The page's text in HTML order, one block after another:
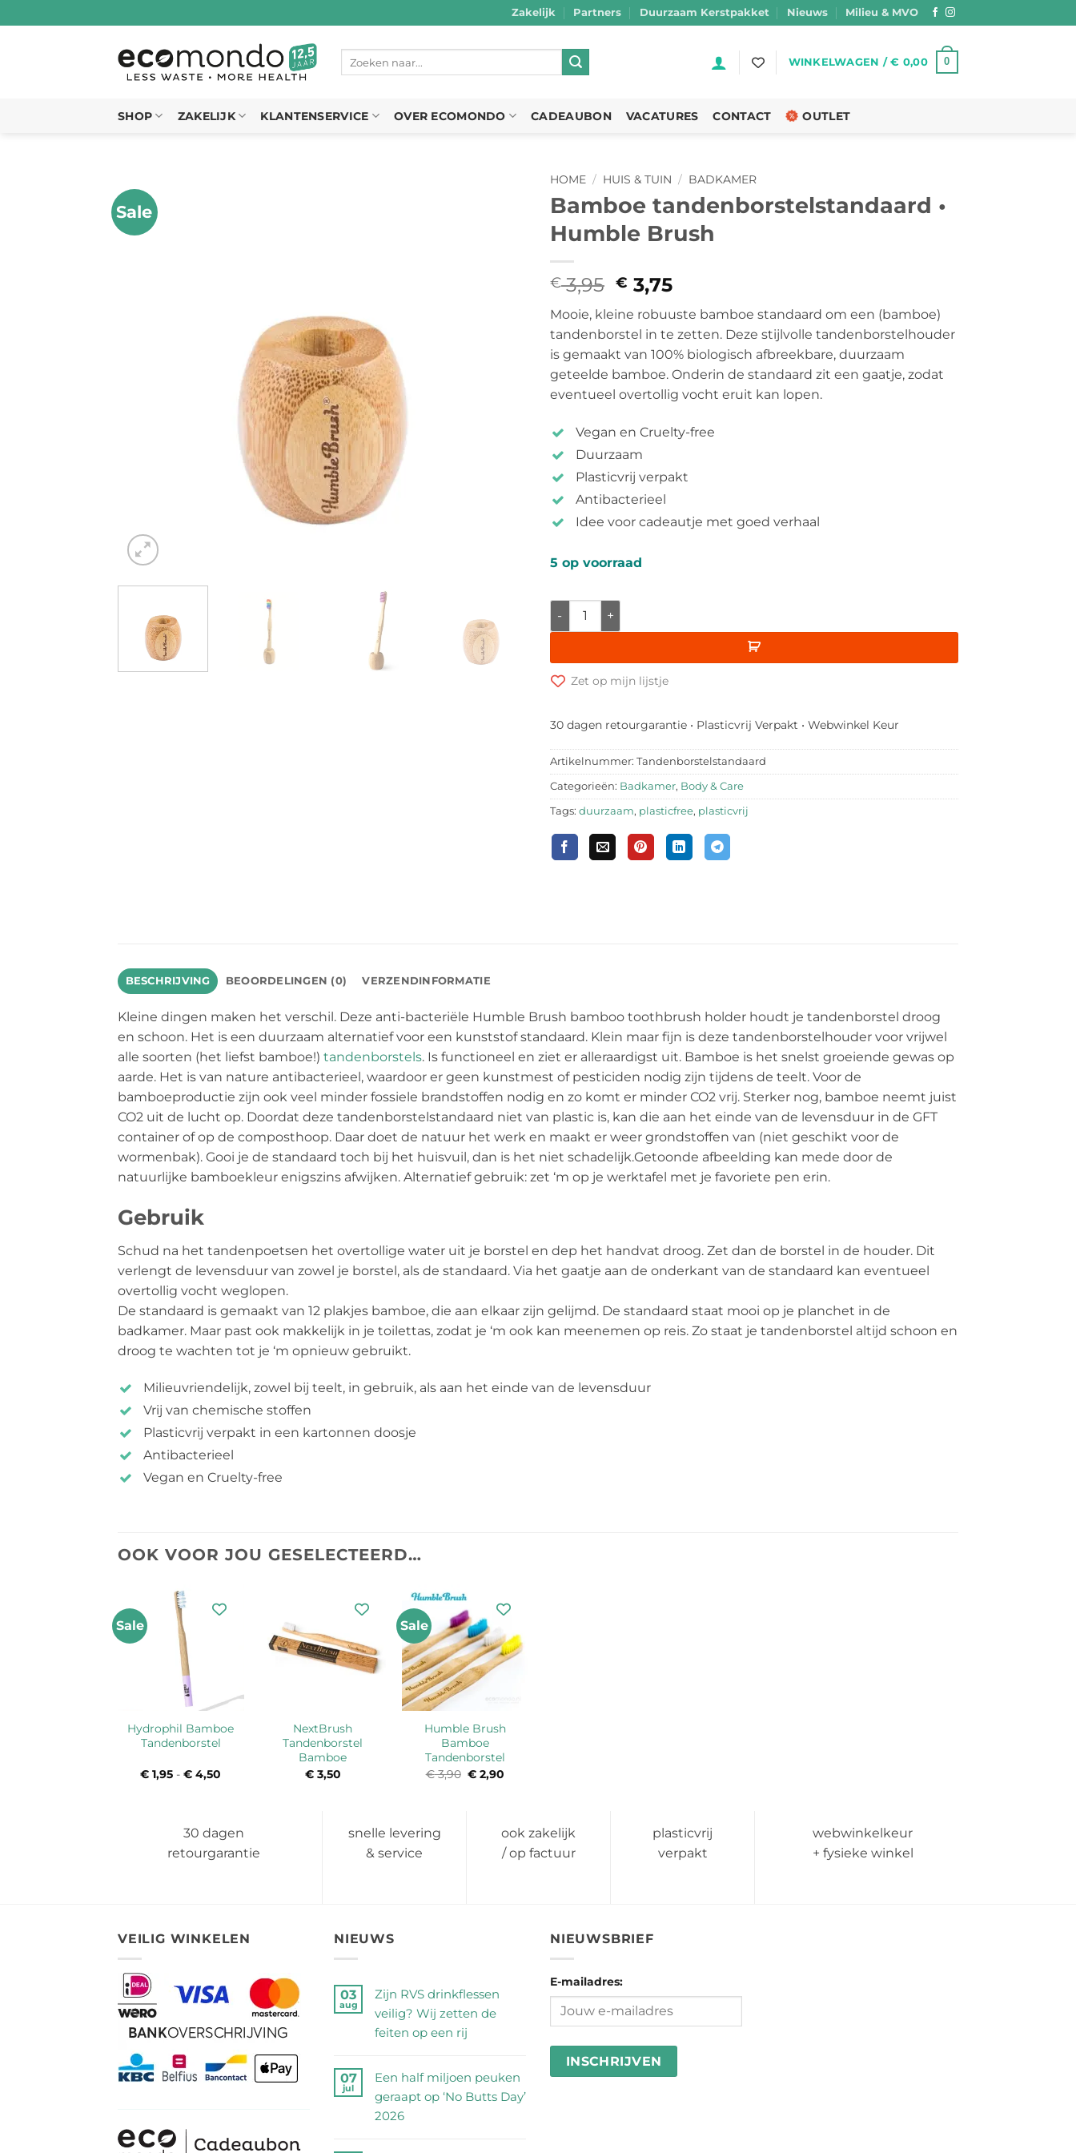
naar
Zakelijk Partners Duurzaam Kerstpakket Nieuws Milieu & MVO
Zoeken
WINKELWAGEN /€ 0,00 0
SHOP ZAKELIJK KLANTENSERVICE OVER ECOMONDO CADEAUBON VACATURES CONTACT OUTLET
Sale
HOME / HUIS & TUIN / BADKAMER
Bamboe tandenborstelstandaard •
Humble Brush
€3,95 Oorspronkelijke
prijs
was:
€ 3,95.
€ 3,75
prijs
is:
€ 3,75.
Mooie, kleine robuuste bamboe standaard om een (bamboe)
tandenborstel in te zetten. Deze stijlvolle tandenborstelhouder
is gemaakt van 100% biologisch afbreekbare, duurzaam
geteelde bamboe. Onderin de standaard zit een gaatje, zodat
eventueel overtollig vocht eruit kan lopen.
Vegan en Cruelty-free
Duurzaam
Plasticvrij verpakt
Antibacterieel
Idee voor cadeautje met goed verhaal
5 op voorraad
Bamboe tandenborstelstandaard • Humble Brush aantal
Zet op mijn lijstje
30 dagen retourgarantie • Plasticvrij Verpakt • Webwinkel Keur
Artikelnummer: Tandenborstelstandaard
Categorieën: Badkamer, Body & Care
Tags: duurzaam, plasticfree, plasticvrij
BESCHRIJVING BEOORDELINGEN (0) VERZENDINFORMATIE
Kleine dingen maken het verschil. Deze anti-bacteriële Humble Brush bamboo toothbrush holder houdt je tandenborstel droog
en schoon. Het is een duurzaam alternatief voor een kunststof standaard. Klein maar fijn is deze tandenborstelhouder voor vrijwel
alle soorten (het liefst bamboe!) tandenborstels. Is functioneel en ziet er alleraardigst uit. Bamboe is het snelst groeiende gewas op
aarde. Het is van nature antibacterieel, waardoor er geen kunstmest of pesticiden nodig zijn tijdens de teelt. Voor de
bamboeproductie zijn ook veel minder fossiele brandstoffen nodig en zo komt er minder CO2 vrij. Sterker nog, bamboe neemt juist
CO2 uit de lucht op. Doordat deze tandenborstelstandaard niet van plastic is, kan die aan het einde van de levensduur in de GFT
container of op de composthoop. Daar doet de natuur het werk en maakt er weer grondstoffen van (niet geschikt voor de
wormenbak). Gooi je de standaard toch bij het huisvuil, dan is het niet schadelijk.Getoonde afbeelding kan mede door de
natuurlijke bamboekleur enigszins afwijken. Alternatief gebruik: zet ‘m op je werktafel met je favoriete pen erin.
Gebruik
Schud na het tandenpoetsen het overtollige water uit je borstel en dep het handvat droog. Zet dan de borstel in de houder. Dit
verlengt de levensduur van zowel je borstel, als de standaard. Via het gaatje aan de onderkant van de standaard kan eventueel
overtollig vocht weglopen.
De standaard is gemaakt van 12 plakjes bamboe, die aan elkaar zijn gelijmd. De standaard staat mooi op je planchet in de
badkamer. Maar past ook makkelijk in je toilettas, zodat je ‘m ook kan meenemen op reis. Zo staat je tandenborstel altijd schoon en
droog te wachten tot je ‘m opnieuw gebruikt.
Milieuvriendelijk, zowel bij teelt, in gebruik, als aan het einde van de levensduur
Vrij van chemische stoffen
Plasticvrij verpakt in een kartonnen doosje
Antibacterieel
Vegan en Cruelty-free
OOK VOOR JOU GESELECTEERD…
Sale
Hydrophil Bamboe
Tandenborstel
€ 1,95 - € 4,50
NextBrush
Tandenborstel
Bamboe
€3,50
Sale
Humble Brush
Bamboe
Tandenborstel
€3,90 Oorspronkelijke
prijs
€2,90
30 dagen
retourgarantie
snelle levering
& service
ook zakelijk
/ op factuur
plasticvrij
verpakt
webwinkelkeur
+ fysieke winkel
VEILIG WINKELEN NIEUWS
03
aug
Zijn RVS drinkflessen
veilig? Wij zetten de
feiten op een rij
reacties
op
Zijn
07
jul
Een half miljoen peuken
geraapt op ‘No Butts Day’
2026
NIEUWSBRIEF
E-mailadres: